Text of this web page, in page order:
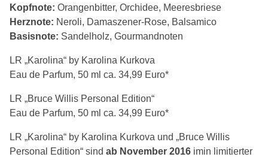
Kopfnote: Orangenbitter, Orchidee, Meeresbriese
Herznote: Neroli, Damaszener-Rose, Balsamico
Basisnote: Sandelholz, Gourmandnoten
LR „Karolina“ by Karolina Kurkova
Eau de Parfum, 50 ml ca. 34,99 Euro*
LR „Bruce Willis Personal Edition“
Eau de Parfum, 50 ml ca. 34,99 Euro*
LR „Karolina“ by Karolina Kurkova und „Bruce Willis
Personal Edition“ sind ab November 2016 imin limitierter